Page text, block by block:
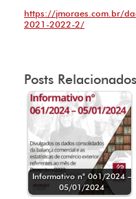
https://jmoraes.com.br/
2021-2022-2/
Posts
Informativo n° 061/2024 –
05/01/2024